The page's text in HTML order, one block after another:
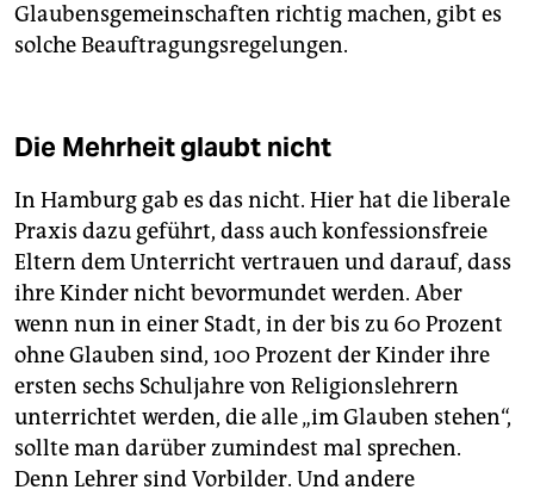
Glaubensgemeinschaften richtig machen, gibt es
solche Beauftragungsregelungen.
Die Mehrheit glaubt nicht
In Hamburg gab es das nicht. Hier hat die liberale
Praxis dazu geführt, dass auch konfessionsfreie
Eltern dem Unterricht vertrauen und darauf, dass
ihre Kinder nicht bevormundet werden. Aber
wenn nun in einer Stadt, in der bis zu 60 Prozent
ohne Glauben sind, 100 Prozent der Kinder ihre
ersten sechs Schuljahre von Religionslehrern
unterrichtet werden, die alle „im Glauben stehen“,
sollte man darüber zumindest mal sprechen.
Denn Lehrer sind Vorbilder. Und andere